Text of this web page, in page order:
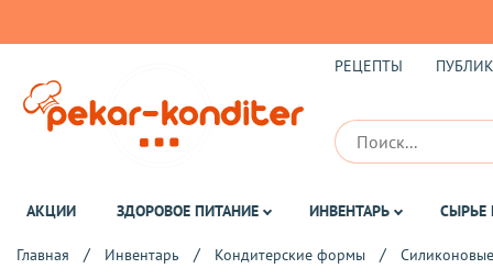
РЕЦЕПТЫ
АКЦИИ ЗДОРОВОЕ ПИТАНИЕ ИНВЕНТАРЬ СЫРЬЕ
Главная Инвентарь Кондитерские формы